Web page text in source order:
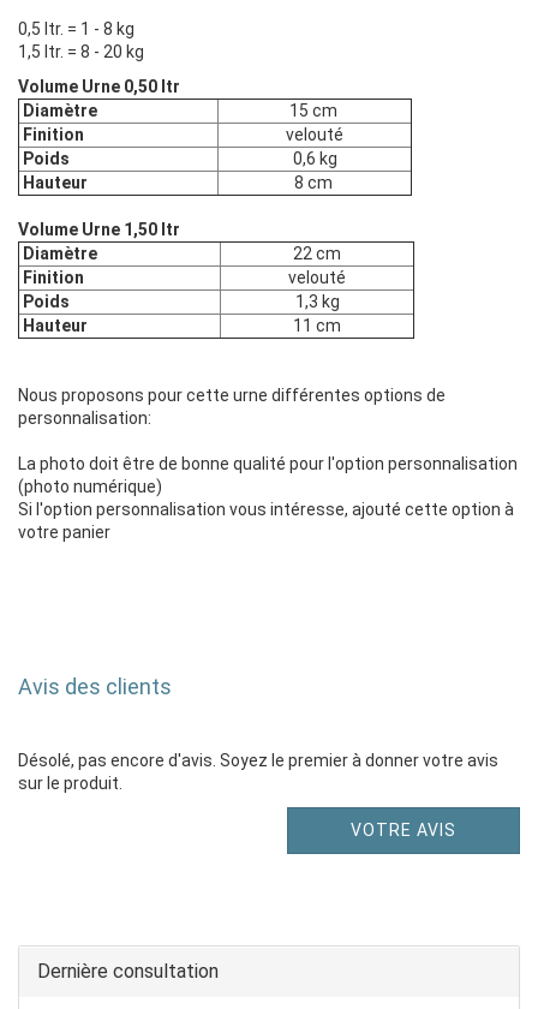
0,5 ltr. = 1 - 8 kg
1,5 ltr. = 8 - 20 kg
Volume Urne 0,50 ltr
Diamètre
15 cm
Finition
velouté
Poids
0,6 kg
Hauteur
8 cm
Volume Urne 1,50 ltr
Diamètre
22 cm
Finition
velouté
Poids
1,3 kg
Hauteur
11 cm
Nous proposons pour cette urne différentes options de
personnalisation:
La photo doit être de bonne qualité pour l'option personnalisation
(photo numérique)
Si l'option personnalisation vous intéresse, ajouté cette option à
votre panier
Avis des clients
Désolé, pas encore d'avis. Soyez le premier à donner votre avis
sur le produit.
VOTRE AVIS
Dernière consultation